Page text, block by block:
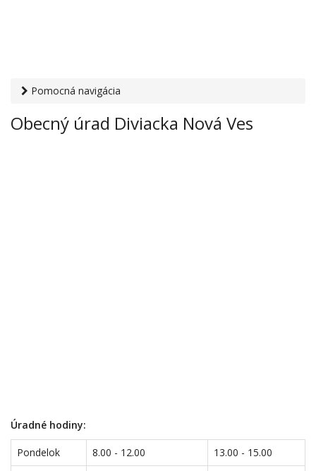
Pomocná navigácia
Obecný úrad Diviacka Nová Ves
Obecný úrad Diviacka Nová Ves
Úradné hodiny:
Pondelok 8.00 - 12.00
13.00 - 15.00